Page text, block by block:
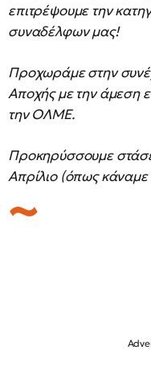
επιτρέψουμε την
συναδέλφων μας!
Προχωράμε στην
Αποχής με την άμεση
την ΟΛΜΕ.
Προκηρύσσουμε
Απρίλιο (όπως